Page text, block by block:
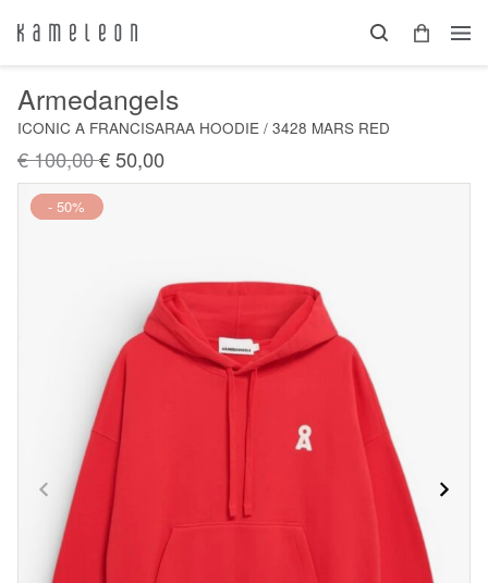
Armedangels
ICONIC A FRANCISARAA HOODIE / 3428 MARS RED
€ 100,00€ 50,00
Nieuw
- 50%